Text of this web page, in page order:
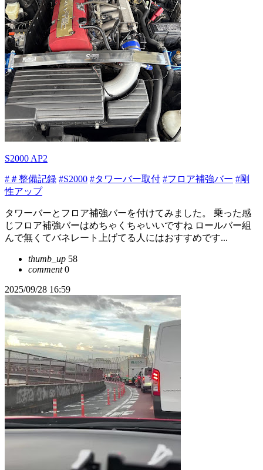
S2000 AP2
#＃整備記録 #S2000 #タワーバー取付 #フロア補強バー #剛
性アップ
タワーバーとフロア補強バーを付けてみました。 乗った感
じフロア補強バーはめちゃくちゃいいですね ロールバー組
んで無くてバネレート上げてる人にはおすすめです...
thumb_up 58
comment0
2025/09/28 16:59